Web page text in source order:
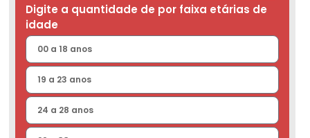
Digite a quantidade de por faixa etárias de
idade